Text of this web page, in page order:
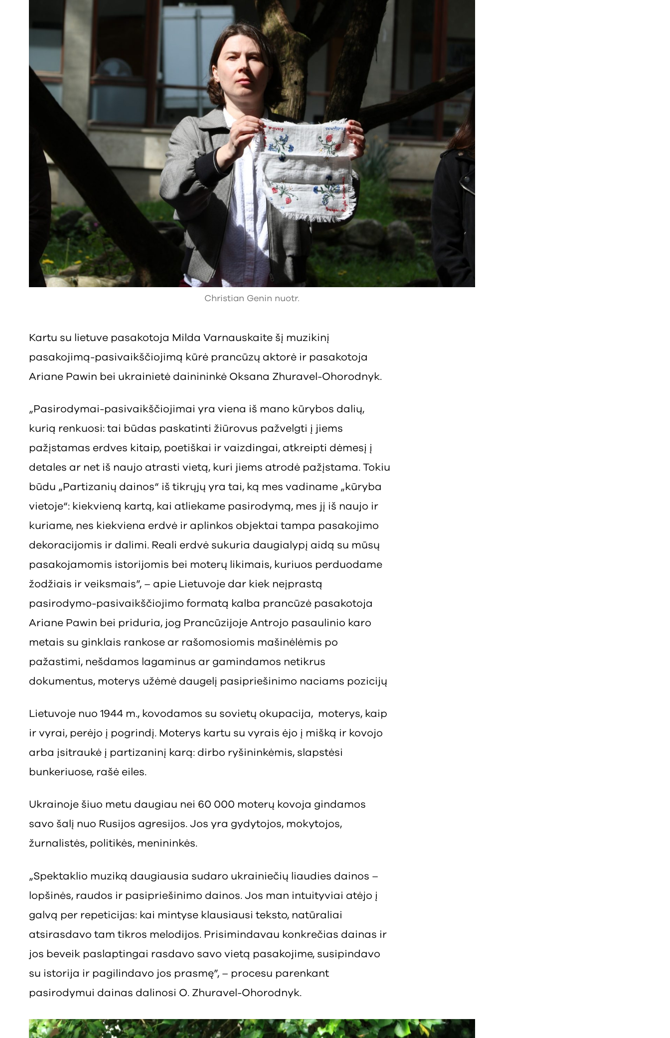
Christian Genin nuotr.
Kartu su lietuve pasakotoja Milda Varnauskaite šį muzikinį
pasakojimą-pasivaikščiojimą kūrė prancūzų aktorė ir pasakotoja
Ariane Pawin bei ukrainietė dainininkė Oksana Zhuravel-Ohorodnyk.
„Pasirodymai-pasivaikščiojimai yra viena iš mano kūrybos dalių,
kurią renkuosi: tai būdas paskatinti žiūrovus pažvelgti į jiems
pažįstamas erdves kitaip, poetiškai ir vaizdingai, atkreipti dėmesį į
detales ar net iš naujo atrasti vietą, kuri jiems atrodė pažįstama. Tokiu
būdu „Partizanių dainos“ iš tikrųjų yra tai, ką mes vadiname „kūryba
vietoje“: kiekvieną kartą, kai atliekame pasirodymą, mes jį iš naujo ir
kuriame, nes kiekviena erdvė ir aplinkos objektai tampa pasakojimo
dekoracijomis ir dalimi. Reali erdvė sukuria daugialypį aidą su mūsų
pasakojamomis istorijomis bei moterų likimais, kuriuos perduodame
žodžiais ir veiksmais”, – apie Lietuvoje dar kiek neįprastą
pasirodymo-pasivaikščiojimo formatą kalba prancūzė pasakotoja
Ariane Pawin bei priduria, jog Prancūzijoje Antrojo pasaulinio karo
metais su ginklais rankose ar rašomosiomis mašinėlėmis po
pažastimi, nešdamos lagaminus ar gamindamos netikrus
dokumentus, moterys užėmė daugelį pasipriešinimo naciams pozicijų
Lietuvoje nuo 1944 m., kovodamos su sovietų okupacija, moterys, kaip
ir vyrai, perėjo į pogrindį. Moterys kartu su vyrais ėjo į mišką ir kovojo
arba įsitraukė į partizaninį karą: dirbo ryšininkėmis, slapstėsi
bunkeriuose, rašė eiles.
Ukrainoje šiuo metu daugiau nei 60 000 moterų kovoja gindamos
savo šalį nuo Rusijos agresijos. Jos yra gydytojos, mokytojos,
žurnalistės, politikės, menininkės.
„Spektaklio muziką daugiausia sudaro ukrainiečių liaudies dainos –
lopšinės, raudos ir pasipriešinimo dainos. Jos man intuityviai atėjo į
galvą per repeticijas: kai mintyse klausiausi teksto, natūraliai
atsirasdavo tam tikros melodijos. Prisimindavau konkrečias dainas ir
jos beveik paslaptingai rasdavo savo vietą pasakojime, susipindavo
su istorija ir pagilindavo jos prasmę”, – procesu parenkant
pasirodymui dainas dalinosi O. Zhuravel-Ohorodnyk.